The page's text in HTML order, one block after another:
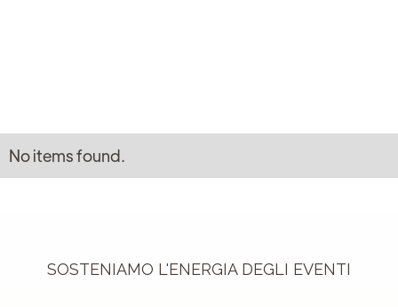
No items found.
SOSTENIAMO L'ENERGIA DEGLI EVENTI